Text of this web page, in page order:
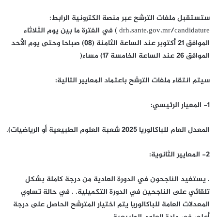
ستستقبل ملفات الترشح عبر منصة الكترونية الرابط:
drh.sante.gov.mr/candidature ) في الفترة ما بين يوم الثلاثاء
الموافق 21 أكتوبر عند الساعة الثامنة (08) صباحا وحتى يوم الأحد
الموافق 26 عند الساعة الخامسة 17) مساء(
سيتم انتقاء ملفات الترشح باعتماد المعايير التالية:
1- المعيار الرئيسي:
المعدل العام للباكالوريا 2025 شعبة العلوم الطبيعية أو الرياضيات).
2- المعايير الثانوية:
. يستفيد الناجحون في الدورة العادية من درجة كاملة بشكل
تلقائي على الناجحين في الدورة التكميلية. . في حالة تساوي
المعدلات العامة للباكالوريا يتم اختيار المترشح الحاصل على درجة